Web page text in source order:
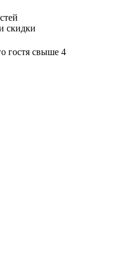
скидки
гостя свыше 4